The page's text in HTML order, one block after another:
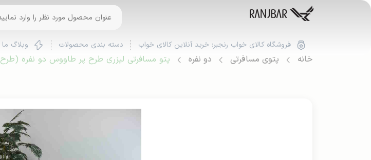
فروشگاه کالای خواب رنجبر: خرید آنلاین کالای خواب دسته بندی محصولات وبلاگ ما
خانه پتوی مسافرتی دو نفره پتو مسافرتی لیزری طرح پر طاووس دو نفره (طرح 5)